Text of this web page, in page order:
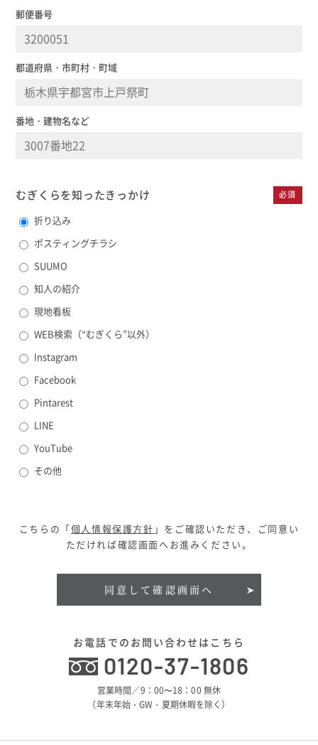
郵便番号
都道府県・市町村・町域
番地・建物名など
むぎくらを知ったきっかけ 必須
折り込み
ポスティングチラシ
SUUMO
知人の紹介
現地看板
WEB検索（“むぎくら”以外）
Instagram
Facebook
Pintarest
LINE
YouTube
その他
こちらの「個人情報保護方針 」をご確認いただき、ご同意い
ただければ確認画面へお進みください。
同意して確認画面へ
お電話でのお問い合わせはこちら
0120-37-1806
営業時間／9：00〜18：00 無休
（年末年始・GW・夏期休暇を除く）